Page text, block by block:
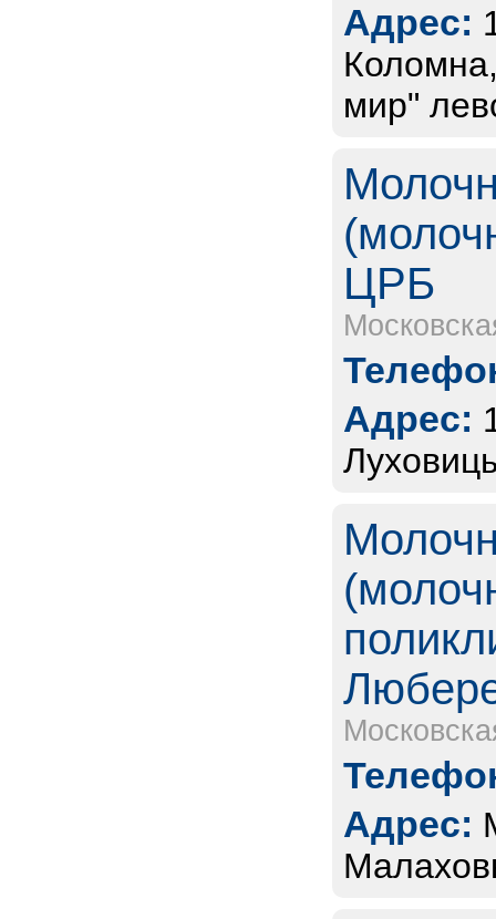
Адрес:
мир"
ЦРБ
Адрес:
Адрес: